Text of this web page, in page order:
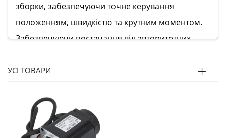
зборки, забезпечуючи точне керування
положенням, швидкістю та крутним моментом.
Забезпечуючи постачання від авторитетних
сервомотор відповідає міжнародним стандартам
пропонувати гнучкі рішення,
конкурентоспроможні ціни та швидку доставку
для різних промислових проектів по всьому
УСІ ТОВАРИ